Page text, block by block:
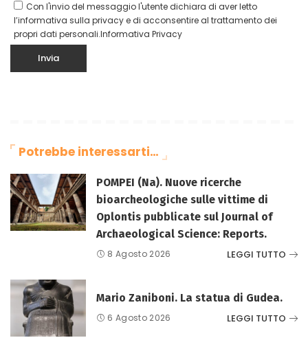
Con l'invio del messaggio l'utente dichiara di aver letto
l’informativa sulla privacy e di acconsentire al trattamento dei
propri dati personali.Informativa Privacy
Potrebbe interessarti…
POMPEI (Na). Nuove ricerche
bioarcheologiche sulle vittime di
Oplontis pubblicate sul Journal of
Archaeological Science: Reports.
8 Agosto 2026 LEGGI TUTTO
Mario Zaniboni. La statua di Gudea.
6 Agosto 2026 LEGGI TUTTO